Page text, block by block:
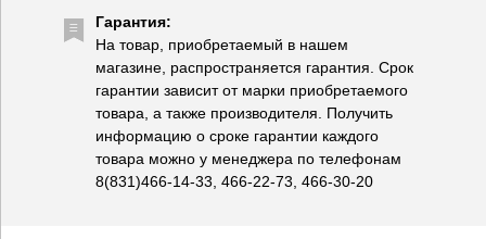
Гарантия:
На товар, приобретаемый в нашем
магазине, распространяется гарантия. Срок
гарантии зависит от марки приобретаемого
товара, а также производителя. Получить
информацию о сроке гарантии каждого
товара можно у менеджера по телефонам
8(831)466-14-33, 466-22-73, 466-30-20